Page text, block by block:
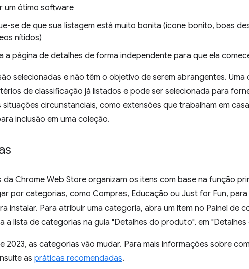
um ótimo software
se de que sua listagem está muito bonita (ícone bonito, boas
nítidos)
a página de detalhes de forma independente para que ela
selecionadas e não têm o objetivo de serem abrangentes. Uma
de classificação já listados e pode ser selecionada para
circunstanciais, como extensões que trabalham em
inclusão em uma coleção.
Chrome Web Store organizam os itens com base na função
por categorias, como Compras, Educação ou Just for Fun,
instalar. Para atribuir uma categoria, abra um item no Painel de
a lista de categorias na guia "Detalhes do produto", em
2023, as categorias vão mudar. Para mais informações sobre
as práticas recomendadas.